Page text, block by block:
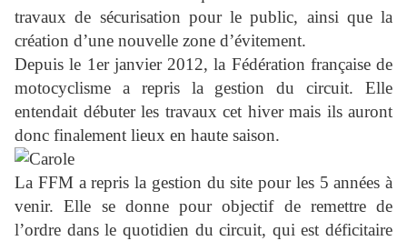
travaux de sécurisation pour le public, ainsi que la
création d’une nouvelle zone d’évitement.
Depuis le 1er janvier 2012, la Fédération française de
motocyclisme a repris la gestion du circuit. Elle
entendait débuter les travaux cet hiver mais ils auront
donc finalement lieux en haute saison.
La FFM a repris la gestion du site pour les 5 années à
venir. Elle se donne pour objectif de remettre de
l’ordre dans le quotidien du circuit, qui est déficitaire